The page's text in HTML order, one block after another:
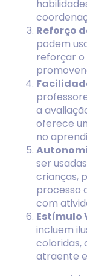
Reforço
podem
reforçar o
a
oferece
no
ser
crianças,
processo
com
Estímulo
incluem
coloridas,
atraente